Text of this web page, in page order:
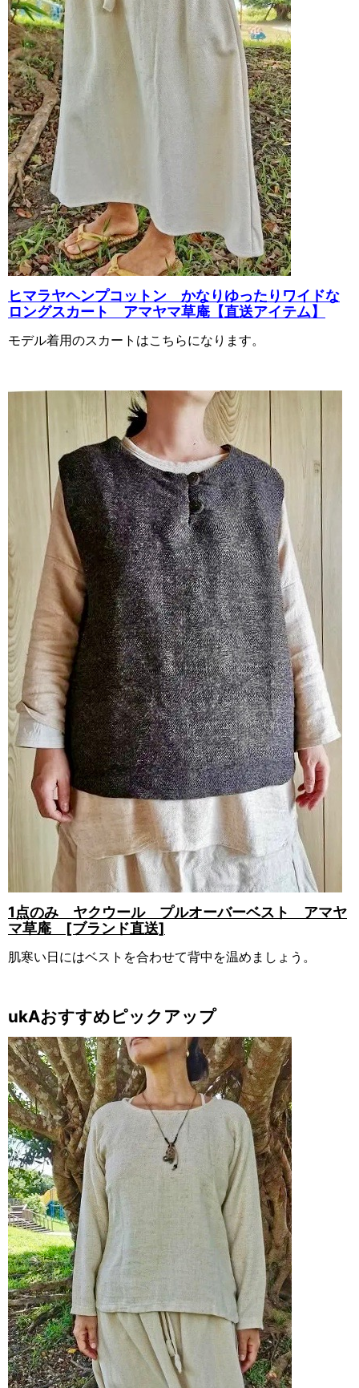
ヒマラヤヘンプコットン かなりゆったりワイドな
ロングスカート アマヤマ草庵【直送アイテム】
モデル着用のスカートはこちらになります。
1点のみ ヤクウール プルオーバーベスト アマヤ
マ草庵 [ブランド直送]
肌寒い日にはベストを合わせて背中を温めましょう。
ukAおすすめピックアップ